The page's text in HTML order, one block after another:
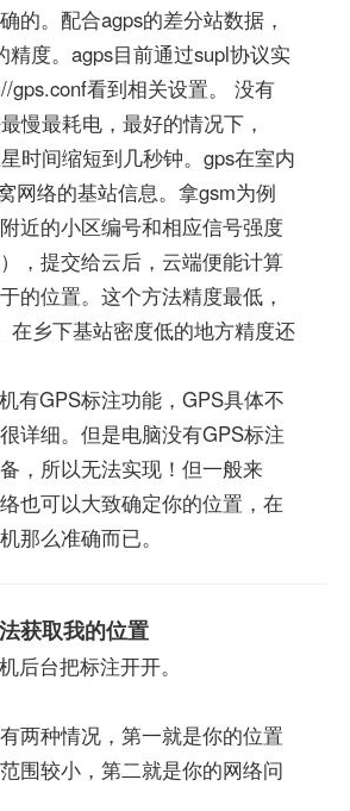
的。配合agps的差分站数据，
精度。agps目前通过supl协议实
gps.conf看到相关设置。 没有
慢最耗电，最好的情况下，
时间缩短到几秒钟。gps在室内
网络的基站信息。拿gsm为例
近的小区编号和相应信号强度
，提交给云后，云端便能计算
的位置。这个方法精度最低，
在乡下基站密度低的地方精度还
有GPS标注功能，GPS具体不
详细。但是电脑没有GPS标注
，所以无法实现！但一般来
也可以大致确定你的位置，在
那么准确而已。
获取我的位置
后台把标注开开。
两种情况，第一就是你的位置
围较小，第二就是你的网络问